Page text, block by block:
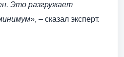
Это разгружает
», – сказал эксперт.